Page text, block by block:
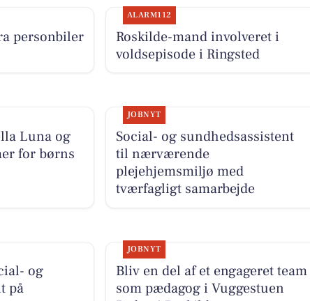
personbiler
ALARM112
Roskilde-mand involveret i
voldsepisode i Ringsted
Luna og
for børns
JOBNYT
Social- og sundhedsassistent
til nærværende
plejehjemsmiljø med
tværfagligt samarbejde
og
på
JOBNYT
Bliv en del af et engageret team
som pædagog i Vuggestuen